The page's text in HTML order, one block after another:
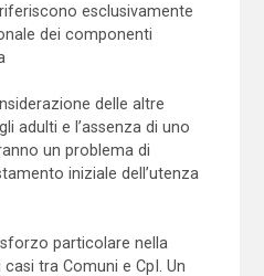
esclusivamente
dei componenti
delle altre
adulti e l’assenza di uno
un problema di
iniziale dell’utenza
particolare nella
tra Comuni e CpI. Un